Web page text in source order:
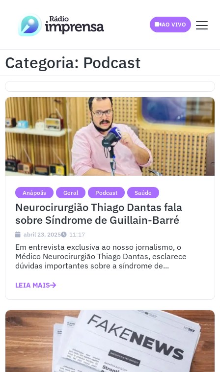
AO VIVO
Categoria: Podcast
Anápolis Geral Podcast Saúde
Neurocirurgião Thiago Dantas fala
sobre Síndrome de Guillain-Barré
abril 23, 2025 11:17
Em entrevista exclusiva ao nosso jornalismo, o
Médico Neurocirurgião Thiago Dantas, esclarece
dúvidas importantes sobre a síndrome de...
LEIA MAIS